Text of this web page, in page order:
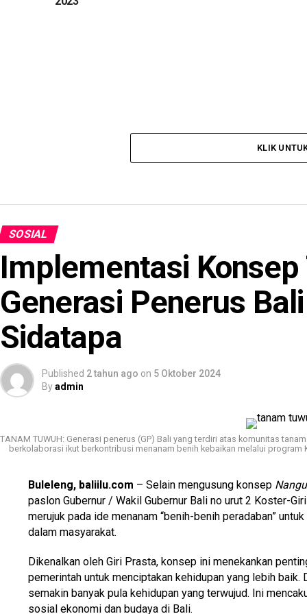
KLIK
SOSIAL
Implementasi Konsep
Generasi Penerus
Sidatapa
Published 2 tahun ago on 5 Oktober 2024
Byadmin
TANAM TUWUH: Generasi penerus (GP) Bali yang terdiri atas komunitas
berkolaborasi ikut berkontribusi menanam benih kebaikan melalui
Buleleng, baliilu.com – Selain mengusung konsep
paslon Gubernur / Wakil Gubernur Bali no urut 2 Koster-
merujuk pada ide menanam “benih-benih peradaban”
dalam masyarakat.
Dikenalkan oleh Giri Prasta, konsep ini menekankan
pemerintah untuk menciptakan kehidupan yang lebih baik.
semakin banyak pula kehidupan yang terwujud. Ini
sosial ekonomi dan budaya di Bali.